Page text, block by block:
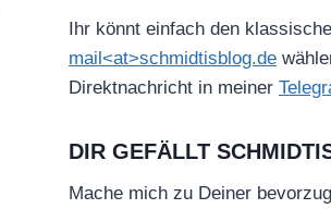
Ihr könnt einfach den
mail<at>schmidtisblog.de
Direktnachricht in meiner
DIR GEFÄLLT
Mache mich zu Deiner